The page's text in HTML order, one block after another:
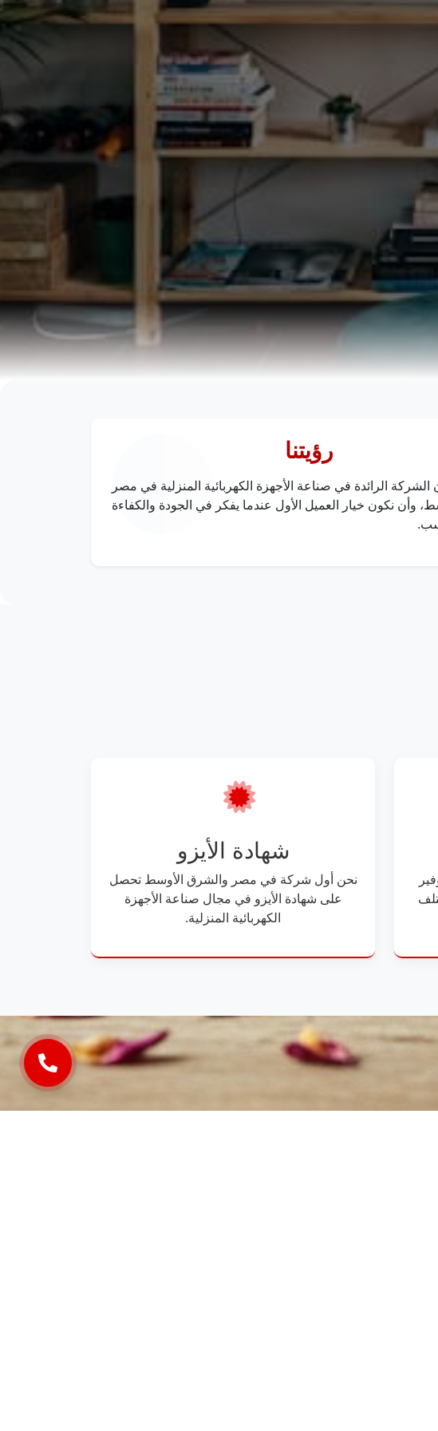
رؤيتنا
الرائدة في صناعة الأجهزة الكهربائية المنزلية في مصر
وأن نكون خيار العميل الأول عندما يفكر في الجودة والكفاءة
مختلف
شهادة الأيزو
نحن أول شركة في مصر والشرق الأوسط تحصل
على شهادة الأيزو في مجال صناعة الأجهزة
الكهربائية المنزلية.